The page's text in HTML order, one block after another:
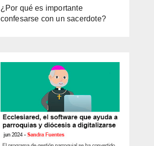
¿Por qué es importante
confesarse con un sacerdote?